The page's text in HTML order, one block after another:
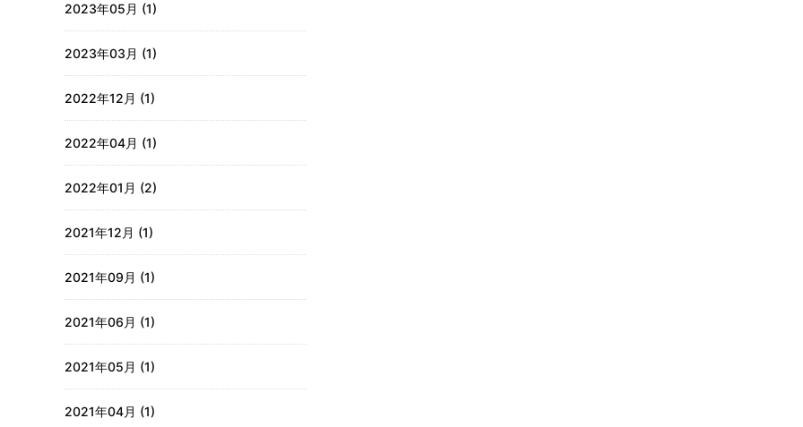
2023年05月 (1)
2023年03月 (1)
2022年12月 (1)
2022年04月 (1)
2022年01月 (2)
2021年12月 (1)
2021年09月 (1)
2021年06月 (1)
2021年05月 (1)
2021年04月 (1)